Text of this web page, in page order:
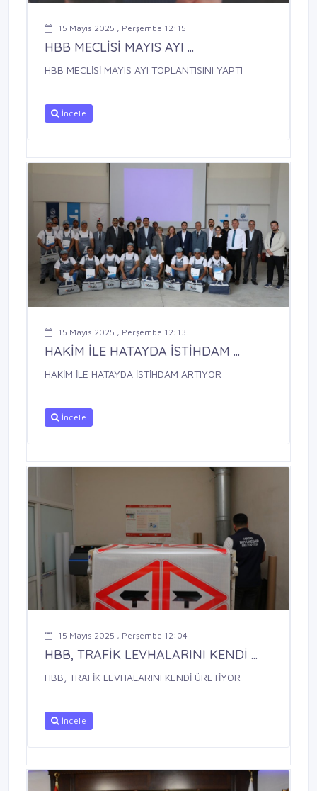
15 Mayıs 2025 , Perşembe 12:15
HBB MECLİSİ MAYIS AYI ...
HBB MECLİSİ MAYIS AYI TOPLANTISINI YAPTI
İncele
15 Mayıs 2025 , Perşembe 12:13
HAKİM İLE HATAYDA İSTİHDAM ...
HAKİM İLE HATAYDA İSTİHDAM ARTIYOR
İncele
15 Mayıs 2025 , Perşembe 12:04
HBB, TRAFİK LEVHALARINI KENDİ ...
HBB, TRAFİK LEVHALARINI KENDİ ÜRETİYOR
İncele